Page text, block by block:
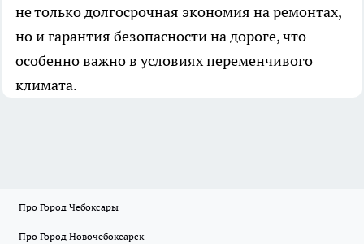
не только долгосрочная экономия на ремонтах,
но и гарантия безопасности на дороге, что
особенно важно в условиях переменчивого
климата.
Про Город Чебоксары
Про Город Новочебоксарск